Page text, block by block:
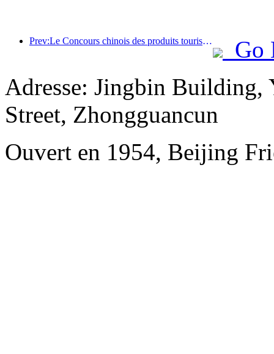
Prev:Le Concours chinois des produits touristiques s'est tenu avec succès à Xiangtan, dans le Hunan.
Go
Adresse: Jingbin
Street, Zhongguancun
Ouvert en 1954, Beijing